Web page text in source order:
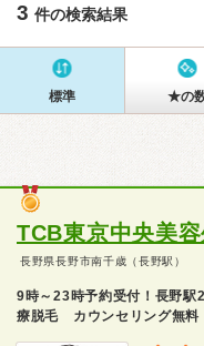
3 件の検索結果
標準 ★の
TCB東京中央美
長野県長野市南千歳（長野駅）
9時～23時予約受付！長野駅
療脱毛 カウンセリング無料